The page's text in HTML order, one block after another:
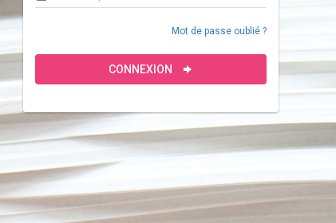
Mot de passe oublié ?
CONNEXION